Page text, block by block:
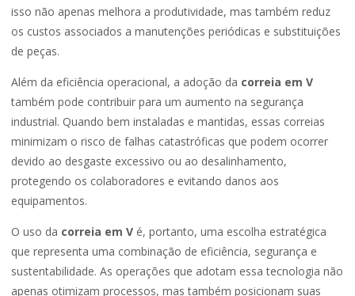
isso não apenas melhora a produtividade, mas também reduz
os custos associados a manutenções periódicas e substituições
de peças.
Além da eficiência operacional, a adoção da correia em V
também pode contribuir para um aumento na segurança
industrial. Quando bem instaladas e mantidas, essas correias
minimizam o risco de falhas catastróficas que podem ocorrer
devido ao desgaste excessivo ou ao desalinhamento,
protegendo os colaboradores e evitando danos aos
equipamentos.
O uso da correia em V é, portanto, uma escolha estratégica
que representa uma combinação de eficiência, segurança e
sustentabilidade. As operações que adotam essa tecnologia não
apenas otimizam processos, mas também posicionam suas